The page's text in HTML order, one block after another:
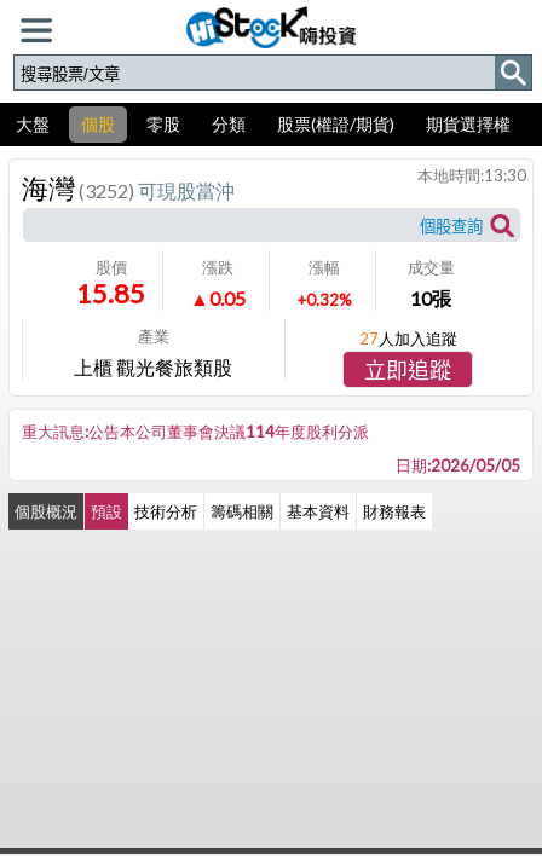
大盤 個股 零股 分類 股票(權證/期貨) 期貨選擇權
海灣(3252) 可現股當沖
股價
15.85
漲跌
▲0.05
漲幅
+0.32%
成交量
10張
產業
上櫃 觀光餐旅類股
本地時間:13:30
27人加入追蹤
立即追蹤
重大訊息:公告本公司董事會決議114年度股利分派
日期:2026/05/05
個股概況 預設 技術分析 籌碼相關 基本資料 財務報表